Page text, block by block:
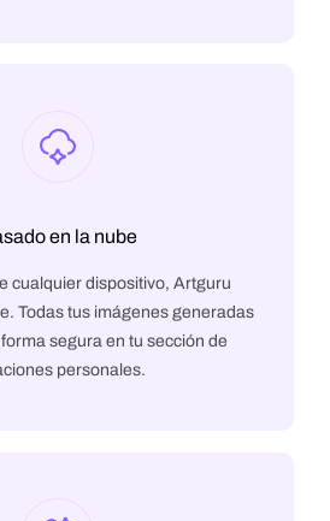
en la nube
cualquier dispositivo, Artguru
Todas tus imágenes generadas
segura en tu sección de
personales.